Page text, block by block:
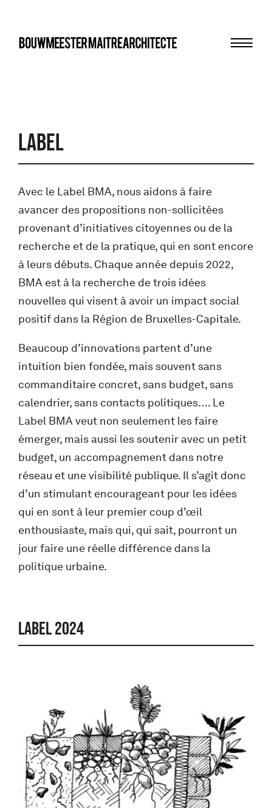
LABEL
Avec le Label BMA, nous aidons à faire
avancer des propositions non-sollicitées
provenant d’initiatives citoyennes ou de la
recherche et de la pratique, qui en sont encore
à leurs débuts. Chaque année depuis 2022,
BMA est à la recherche de trois idées
nouvelles qui visent à avoir un impact social
positif dans la Région de Bruxelles-Capitale.
Beaucoup d’innovations partent d’une
intuition bien fondée, mais souvent sans
commanditaire concret, sans budget, sans
calendrier, sans contacts politiques…. Le
Label BMA veut non seulement les faire
émerger, mais aussi les soutenir avec un petit
budget, un accompagnement dans notre
réseau et une visibilité publique. Il s’agit donc
d’un stimulant encourageant pour les idées
qui en sont à leur premier coup d’œil
enthousiaste, mais qui, qui sait, pourront un
jour faire une réelle différence dans la
politique urbaine.
LABEL 2024